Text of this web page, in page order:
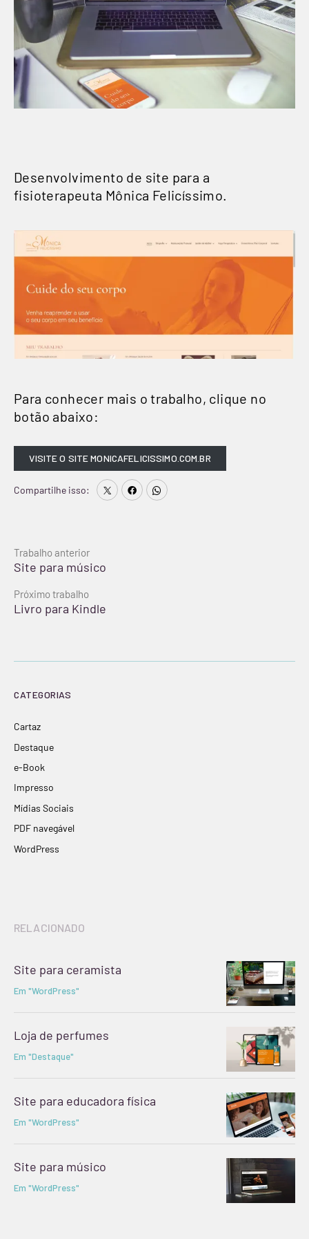
Continue
lendo
Trabalho anterior
Site para músico
Próximo trabalho
Livro para Kindle
Desenvolvimento de site para a
fisioterapeuta Mônica Felicíssimo.
Para conhecer mais o trabalho, clique no
botão abaixo:
VISITE O SITE MONICAFELICISSIMO.COM.BR
Compartilhe isso:
CATEGORIAS
Cartaz
Destaque
e-Book
Impresso
Mídias Sociais
PDF navegável
WordPress
RELACIONADO
Site para ceramista
Em "WordPress"
Loja de perfumes
Em "Destaque"
Site para educadora física
Em "WordPress"
Site para músico
Em "WordPress"